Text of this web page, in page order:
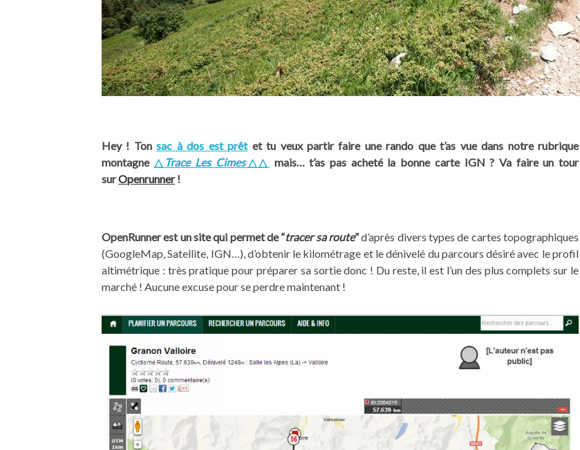
Hey ! Tonsac à dos est prêtet tu veux partir faire une rando que t’as vue dans notre rubrique
montagne △ Trace Les Cimes△△
mais… t’as pas acheté la bonne carte IGN ? Va faire un tour
surOpenrunner!
OpenRunner est un site qui permet de “tracer sa route”d’après divers types de cartes topographiques
(GoogleMap, Satellite, IGN…), d’obtenir le kilométrage et le dénivelé du parcours désiré avec le profil
altimétrique : très pratique pour préparer sa sortie donc ! Du reste, il est l’un des plus complets sur le
marché ! Aucune excuse pour se perdre maintenant !